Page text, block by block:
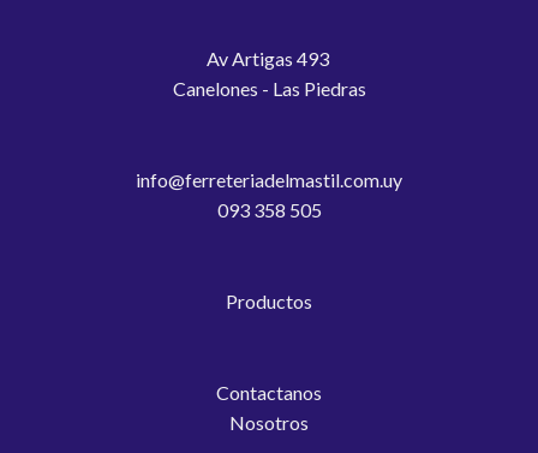
Av Artigas 493
Canelones - Las Piedras
info@ferreteriadelmastil.com.uy
093 358 505
Productos
Contactanos
Nosotros